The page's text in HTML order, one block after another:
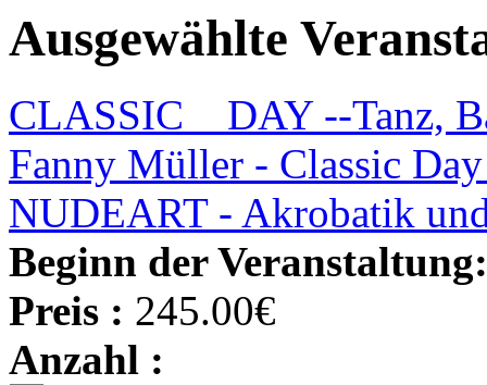
Ausgewählte
CLASSIC _ DAY --Tanz,
Fanny Müller - Classic
NUDEART - Akrobatik
Beginn der
Preis : 245.00€
Anzahl :